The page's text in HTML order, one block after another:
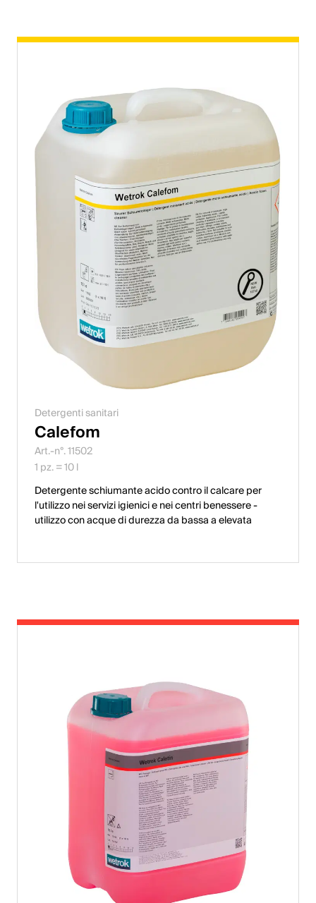
Detergenti sanitari
Calefom
Art.-n°. 11502
1 pz. = 10 l
Detergente schiumante acido contro il calcare per
l'utilizzo nei servizi igienici e nei centri benessere -
utilizzo con acque di durezza da bassa a elevata